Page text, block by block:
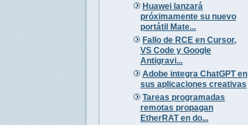
Huawei lanzará
próximamente su nuevo
portátil Mate...
Fallo de RCE en Cursor,
VS Code y Google
Antigravi...
Adobe integra ChatGPT en
sus aplicaciones creativas
Tareas programadas
remotas propagan
EtherRAT en do...